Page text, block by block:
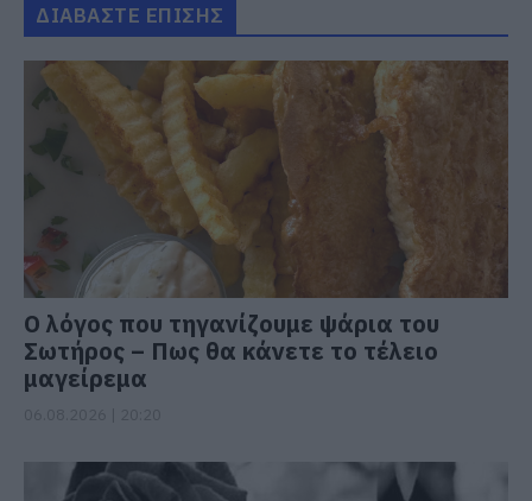
ΔΙΑΒΑΣΤΕ ΕΠΙΣΗΣ
Ο λόγος που τηγανίζουμε ψάρια του
Σωτήρος – Πως θα κάνετε το τέλειο
μαγείρεμα